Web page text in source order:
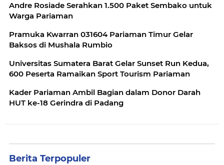
Andre Rosiade Serahkan 1.500 Paket Sembako untuk
Warga Pariaman
Pramuka Kwarran 031604 Pariaman Timur Gelar
Baksos di Mushala Rumbio
Universitas Sumatera Barat Gelar Sunset Run Kedua,
600 Peserta Ramaikan Sport Tourism Pariaman
Kader Pariaman Ambil Bagian dalam Donor Darah
HUT ke-18 Gerindra di Padang
Berita Terpopuler